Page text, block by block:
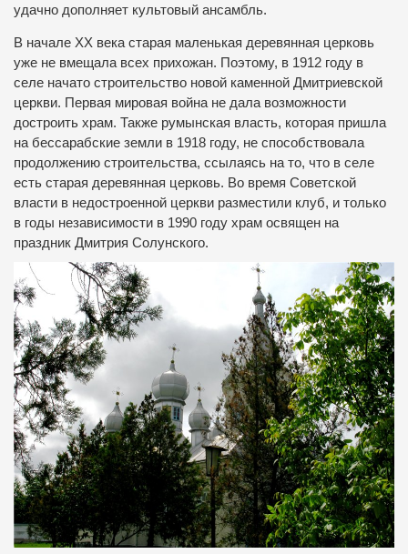
удачно дополняет культовый ансамбль.
В начале ХХ века старая маленькая деревянная церковь
уже не вмещала всех прихожан. Поэтому, в 1912 году в
селе начато строительство новой каменной Дмитриевской
церкви. Первая мировая война не дала возможности
достроить храм. Также румынская власть, которая пришла
на бессарабские земли в 1918 году, не способствовала
продолжению строительства, ссылаясь на то, что в селе
есть старая деревянная церковь. Во время Советской
власти в недостроенной церкви разместили клуб, и только
в годы независимости в 1990 году храм освящен на
праздник Дмитрия Солунского.